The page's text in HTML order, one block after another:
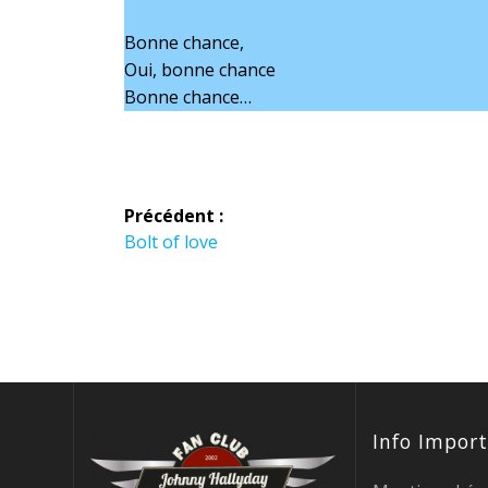
Bonne chance,
Oui, bonne chance
Bonne chance…
Navigation
de
Précédent :
Article
Bolt of love
Info